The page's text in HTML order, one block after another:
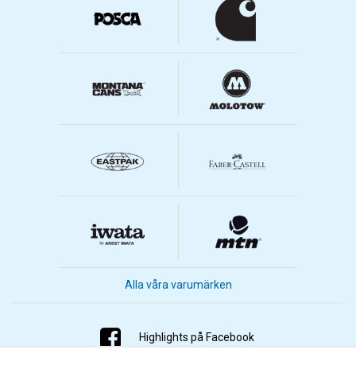
Alla våra varumärken
Highlights på Facebook